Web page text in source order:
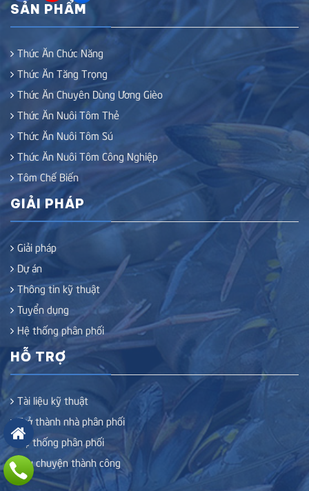
SẢN PHẨM
Thức Ăn Chức Năng
Thức Ăn Tăng Trọng
Thức Ăn Chuyên Dùng Ương Gièo
Thức Ăn Nuôi Tôm Thẻ
Thức Ăn Nuôi Tôm Sú
Thức Ăn Nuôi Tôm Công Nghiệp
Tôm Chế Biến
GIẢI PHÁP
Giải pháp
Dự án
Thông tin kỹ thuật
Tuyển dụng
Hệ thống phân phối
HỖ TRỢ
Tài liệu kỹ thuật
Trở thành nhà phân phối
Hệ thống phân phối
Câu chuyện thành công